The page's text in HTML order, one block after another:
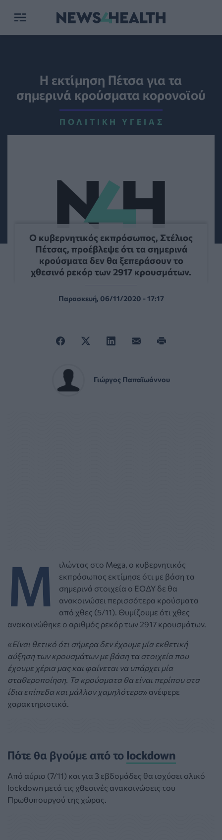
H εκτίμηση Πέτσα για τα
σημερινά κρούσματα κορονοϊού
ΠΟΛΙΤΙΚΉ ΥΓΕΊΑΣ
Ο κυβερνητικός εκπρόσωπος, Στέλιος
Πέτσας, προέβλεψε ότι τα σημερινά
κρούσματα δεν θα ξεπεράσουν το
χθεσινό ρεκόρ των 2917 κρουσμάτων.
Παρασκευή, 06/11/2020 - 17:17
Γιώργος Παπαϊωάννου
Μ
ιλώντας στο Mega, o κυβερνητικός
εκπρόσωπος εκτίμησε ότι με βάση τα
σημερινά στοιχεία ο ΕΟΔΥ δε θα
ανακοινώσει περισσότερα κρούσματα
από χθες (5/11). Θυμίζουμε ότι χθες
ανακοινώθηκε ο αριθμός ρεκόρ των 2917 κρουσμάτων.
«Είναι θετικό ότι σήμερα δεν έχουμε μία εκθετική
αύξηση των κρουσμάτων με βάση τα στοιχεία που
έχουμε χέρια μας και φαίνεται να υπάρχει μία
σταθεροποίηση. Τα κρούσματα θα είναι περίπου στα
ίδια επίπεδα και μάλλον χαμηλότερα» ανέφερε
χαρακτηριστικά.
Πότε θα βγούμε από τοlockdown
Από αύριο (7/11) και για 3 εβδομάδες θα ισχύσει ολικό
lockdown μετά τις χθεσινές ανακοινώσεις του
Πρωθυπουργού της χώρας.